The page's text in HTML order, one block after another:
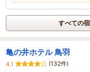
すべての
亀の井ホテル 鳥羽
4.1
(132件)